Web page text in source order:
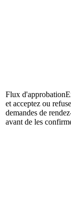
Flux d'approbation
et acceptez ou
demandes de
avant de les